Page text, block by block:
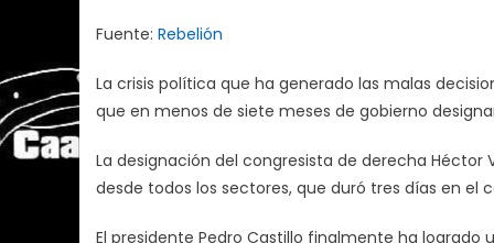
Fuente: Rebelión
La crisis política que ha generado las malas
que en menos de siete meses de gobierno
La designación del congresista de derecha
desde todos los sectores, que duró tres días en el
El presidente Pedro Castillo finalmente ha